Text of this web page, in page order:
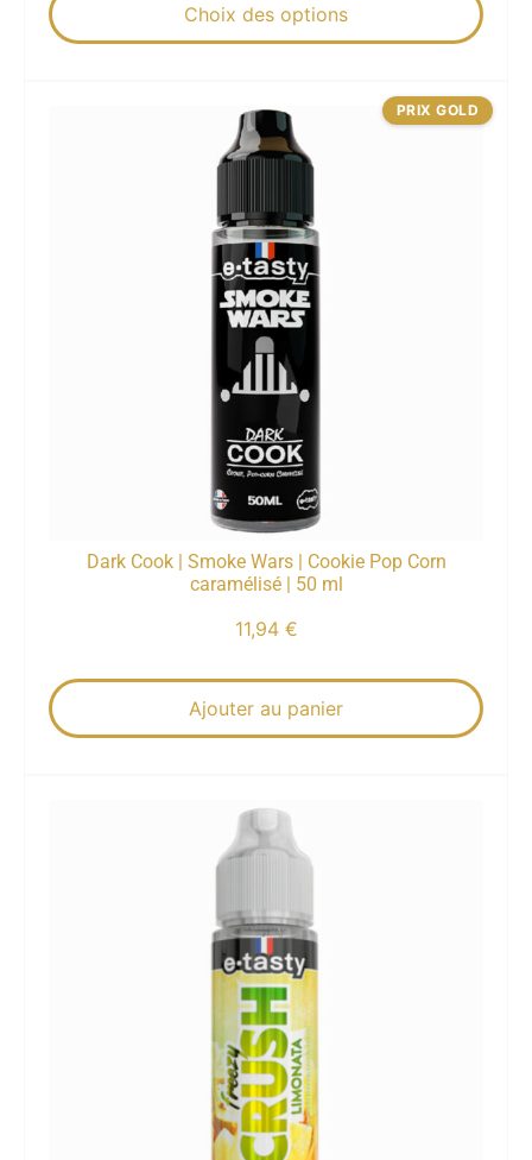
Choix des options
Dark Cook | Smoke Wars | Cookie Pop Corn
caramélisé | 50 ml
11,94 €
Ajouter au panier
PRIX GOLD